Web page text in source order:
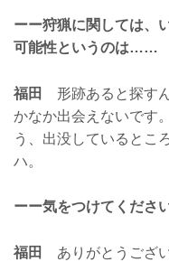
ーー狩猟に関しては、
可能性というのは……
福田
形跡あると探す
かなか出会えないです
う、出没しているとこ
ハ。
ーー気をつけてください
福田 ありがとうござい